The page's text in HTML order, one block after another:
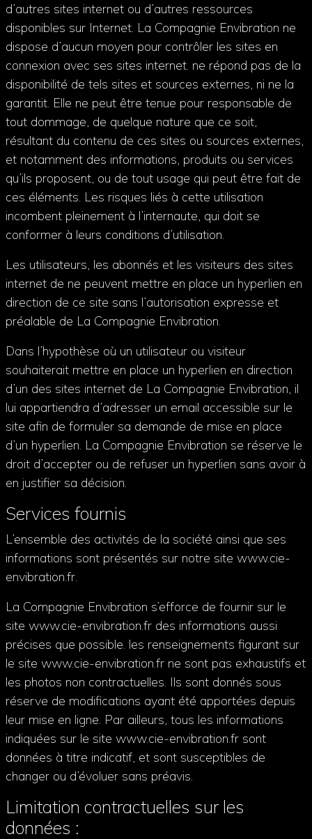
d’autres sites internet ou d’autres ressources
disponibles sur Internet. La Compagnie Envibration ne
dispose d’aucun moyen pour contrôler les sites en
connexion avec ses sites internet. ne répond pas de la
disponibilité de tels sites et sources externes, ni ne la
garantit. Elle ne peut être tenue pour responsable de
tout dommage, de quelque nature que ce soit,
résultant du contenu de ces sites ou sources externes,
et notamment des informations, produits ou services
qu’ils proposent, ou de tout usage qui peut être fait de
ces éléments. Les risques liés à cette utilisation
incombent pleinement à l’internaute, qui doit se
conformer à leurs conditions d’utilisation.
Les utilisateurs, les abonnés et les visiteurs des sites
internet de ne peuvent mettre en place un hyperlien en
direction de ce site sans l’autorisation expresse et
préalable de La Compagnie Envibration.
Dans l’hypothèse où un utilisateur ou visiteur
souhaiterait mettre en place un hyperlien en direction
d’un des sites internet de La Compagnie Envibration, il
lui appartiendra d’adresser un email accessible sur le
site afin de formuler sa demande de mise en place
d’un hyperlien. La Compagnie Envibration se réserve le
droit d’accepter ou de refuser un hyperlien sans avoir à
en justifier sa décision.
Services fournis
L’ensemble des activités de la société ainsi que ses
informations sont présentés sur notre site www.cie-
envibration.fr.
La Compagnie Envibration s’efforce de fournir sur le
site www.cie-envibration.fr des informations aussi
précises que possible. les renseignements figurant sur
le site www.cie-envibration.fr ne sont pas exhaustifs et
les photos non contractuelles. Ils sont donnés sous
réserve de modifications ayant été apportées depuis
leur mise en ligne. Par ailleurs, tous les informations
indiquées sur le site www.cie-envibration.fr sont
données à titre indicatif, et sont susceptibles de
changer ou d’évoluer sans préavis.
Limitation contractuelles sur les
données :